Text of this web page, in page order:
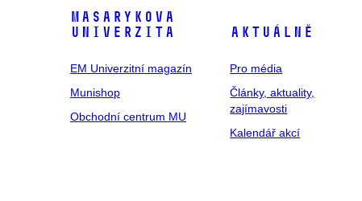
Masarykova
univerzita
EM Univerzitní magazín
Munishop
Obchodní centrum MU
Aktuálně
Pro média
Články, aktuality,
zajímavosti
Kalendář akcí